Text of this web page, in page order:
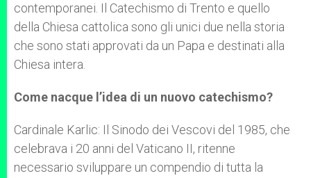
contemporanei. Il Catechismo di Trento e quello
della Chiesa cattolica sono gli unici due nella storia
che sono stati approvati da un Papa e destinati alla
Chiesa intera.
Come nacque l’idea di un nuovo catechismo?
Cardinale Karlic: Il Sinodo dei Vescovi del 1985, che
celebrava i 20 anni del Vaticano II, ritenne
necessario sviluppare un compendio di tutta la